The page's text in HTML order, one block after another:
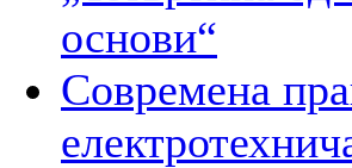
основи“
Современа